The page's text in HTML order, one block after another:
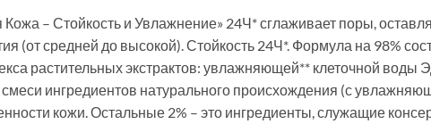
– Стойкость и Увлажнение» 24Ч* сглаживает поры,
(от средней до высокой). Стойкость 24Ч*. Формула на 98%
растительных экстрактов: увлажняющей** клеточной
ингредиентов натурального происхождения (с
кожи. Остальные 2% – это ингредиенты, служащие